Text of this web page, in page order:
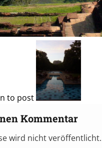
to post
Kommentar
wird nicht veröffentlicht.